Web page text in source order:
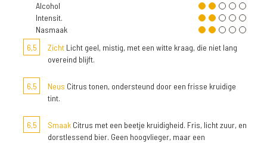
Alcohol
Intensit.
Nasmaak
6,5
Zicht Licht geel, mistig, met een witte kraag, die niet lang
overeind blijft.
6,5 Neus Citrus tonen, ondersteund door een frisse kruidige
tint.
6,5 Smaak Citrus met een beetje kruidigheid. Fris, licht zuur, en
dorstlessend bier. Geen hoogvlieger, maar een